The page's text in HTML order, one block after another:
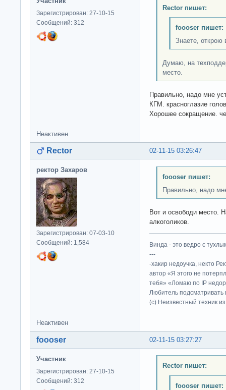
Зарегистрирован: 27-10-15
Сообщений: 312
Rector пишет:
foooser пишет:
Знаете, открою
Думаю, на
место.
Правильно, надо мне
КГМ. красноглазие
Хорошее сокращение.
Неактивен
02-11-15 03:26:47
Rector
ректор Захаров
Зарегистрирован: 07-03-10
Сообщений: 1,584
foooser пишет:
Правильно, надо
Вот и освободи место.
алкоголиков.
Винда - это ведро с
---
-хакир недоучка, некто
автор «Я этого не
тебя» «Ломаю по IP
Любитель подсматривать
(c) Неизвестный техник
Неактивен
02-11-15 03:27:27
foooser
Участник
Зарегистрирован: 27-10-15
Сообщений: 312
Rector пишет:
foooser пишет: